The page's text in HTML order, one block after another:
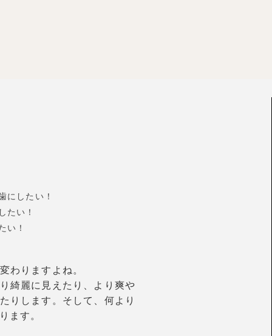
にしたい！
たい！
い！
わりますよね。
綺麗に見えたり、より爽や
りします。そして、何より
ます。